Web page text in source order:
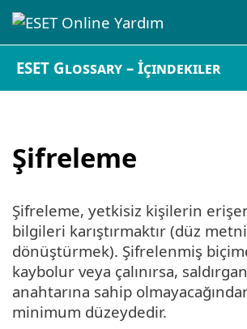
ESET Glossary – İçindekiler
Şifreleme
Şifreleme, yetkisiz kişilerin
bilgileri karıştırmaktır (düz
dönüştürmek). Şifrelenmiş
kaybolur veya çalınırsa,
anahtarına sahip
minimum düzeydedir.